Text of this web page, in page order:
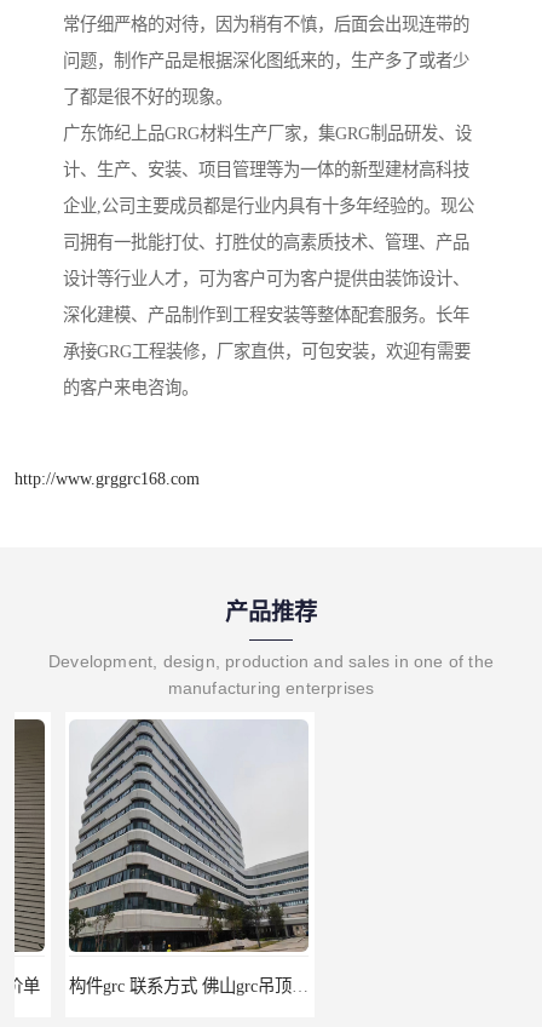
常仔细严格的对待，因为稍有不慎，后面会出现连带的
问题，制作产品是根据深化图纸来的，生产多了或者少
了都是很不好的现象。
广东饰纪上品GRG材料生产厂家，集GRG制品研发、设
计、生产、安装、项目管理等为一体的新型建材高科技
企业,公司主要成员都是行业内具有十多年经验的。现公
司拥有一批能打仗、打胜仗的高素质技术、管理、产品
设计等行业人才，可为客户可为客户提供由装饰设计、
深化建模、产品制作到工程安装等整体配套服务。长年
承接GRG工程装修，厂家直供，可包安装，欢迎有需要
的客户来电咨询。
http://www.grggrc168.com
产品推荐
Development, design, production and sales in one of the
manufacturing enterprises
构件grc 联系方式 佛山grc吊顶厂家